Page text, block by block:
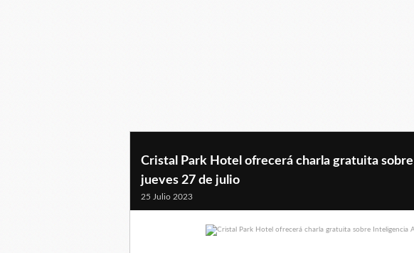
Cristal Park Hotel ofrecerá charla gratuita
jueves 27 de julio
25 Julio 2023